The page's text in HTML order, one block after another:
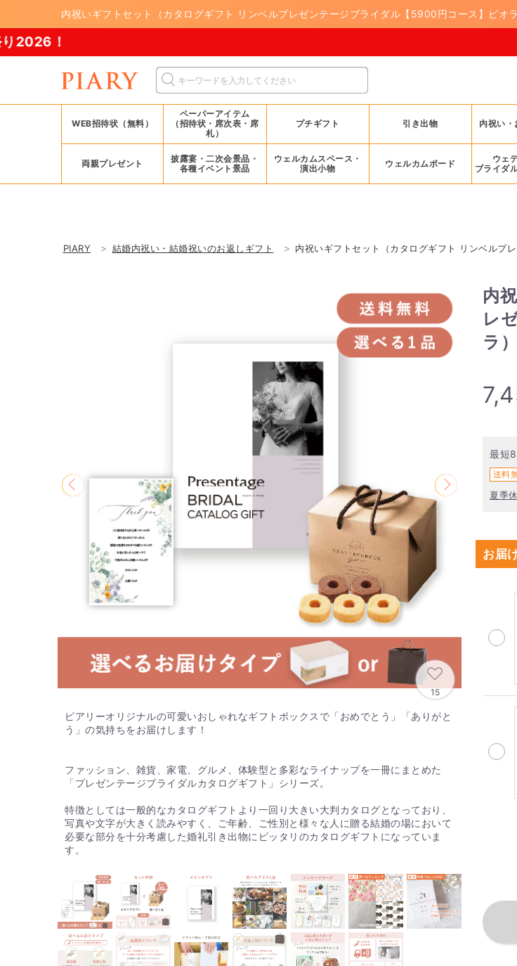
内祝いギフトセット（カタログギフト リンベルプレゼンテージブライダル【5900円コース】ビオ
WEB招待状（無料）
ペーパーアイテム
（招待状・席次表・席
札）
プチギフト 引き出物 内祝い・
両親プレゼント
披露宴・二次会景品・
各種イベント景品
ウェルカムスペース・
演出小物
ウェルカムボード
ウェ
ブライダ
PIARY 結婚内祝い・結婚祝いのお返しギフト 内祝いギフトセット（カタログギフト リンベルプ
内
レ
ラ）
最短
送料
夏季
お届
15
ピアリーオリジナルの可愛いおしゃれなギフトボックスで「おめでとう」「ありがと
う」の気持ちをお届けします！
ファッション、雑貨、家電、グルメ、体験型と多彩なライナップを一冊にまとめた
「プレゼンテージブライダルカタログギフト」シリーズ。
特徴としては一般的なカタログギフトより一回り大きい大判カタログとなっており、
写真や文字が大きく読みやすく、ご年齢、ご性別と様々な人に贈る結婚の場において
必要な部分を十分考慮した婚礼引き出物にピッタリのカタログギフトになっていま
す。